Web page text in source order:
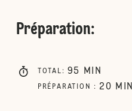
Préparation:
TOTAL : 95 MIN
PRÉPARATION : 20 MIN